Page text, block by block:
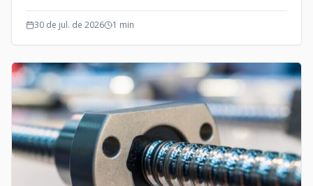
30 de jul. de 2026 1 min